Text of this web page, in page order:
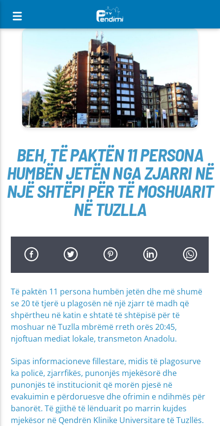
[There are no radio stations in the database]
BEH, TË PAKTËN 11 PERSONA
HUMBËN JETËN NGA ZJARRI NË
NJË SHTËPI PËR TË MOSHUARIT
NË TUZLLA
Të paktën 11 persona humbën jetën dhe më shumë
se 20 të tjerë u plagosën në një zjarr të madh që
shpërtheu në katin e shtatë të shtëpisë për të
moshuar në Tuzlla mbrëmë rreth orës 20:45,
njoftuan mediat lokale, transmeton Anadolu.
Sipas informacioneve fillestare, midis të plagosurve
ka policë, zjarrfikës, punonjës mjekësorë dhe
punonjës të institucionit që morën pjesë në
evakuimin e përdoruesve dhe ofrimin e ndihmës për
banorët. Të gjithë të lënduarit po marrin kujdes
mjekësor në Qendrën Klinike Universitare të Tuzllës.